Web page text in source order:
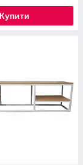
Купити